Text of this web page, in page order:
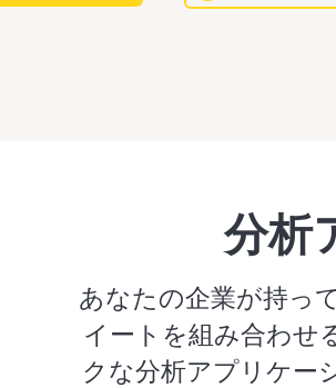
分析
あなたの企業が持っ
イートを組み合わせ
クな分析アプリケー